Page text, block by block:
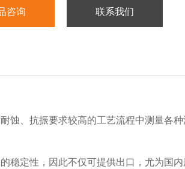
咨询 联系我们
蚀、抗振要求较高的工艺流程中测量各
稳定性，因此不仅可提供出口，尤为国